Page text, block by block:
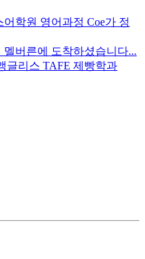
학원 영어과정 Coe가 정
멜버른에 도착하셨습니다...
글리스 TAFE 제빵학과